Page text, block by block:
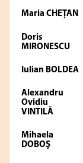
Maria CHEŢAN
Doris
MIRONESCU
Iulian BOLDEA
Alexandru
Ovidiu
VINTILĂ
Mihaela
DOBOŞ